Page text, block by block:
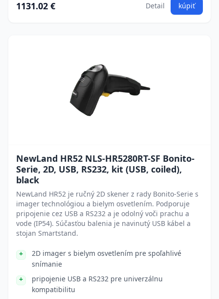
1131.02 € Detail kúpiť
NewLand HR52 NLS-HR5280RT-SF Bonito-
Serie, 2D, USB, RS232, kit (USB, coiled),
black
NewLand HR52 je ručný 2D skener z rady Bonito-Serie s
imager technológiou a bielym osvetlením. Podporuje
pripojenie cez USB a RS232 a je odolný voči prachu a
vode (IP54). Súčasťou balenia je navinutý USB kábel a
stojan Smartstand.
2D imager s bielym osvetlením pre spoľahlivé
snímanie
pripojenie USB a RS232 pre univerzálnu
kompatibilitu